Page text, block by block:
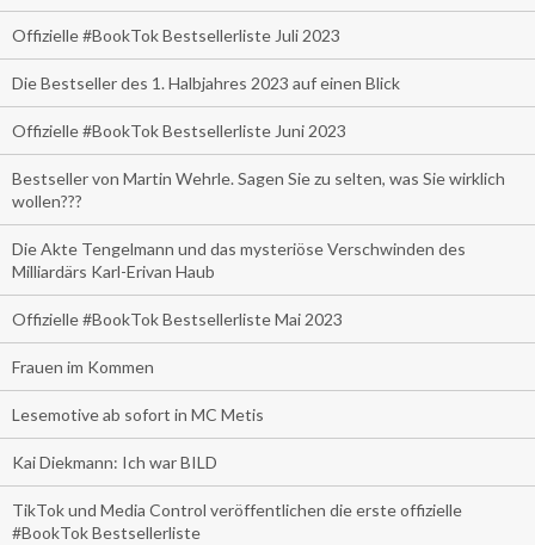
Offizielle #BookTok Bestsellerliste Juli 2023
Die Bestseller des 1. Halbjahres 2023 auf einen Blick
Offizielle #BookTok Bestsellerliste Juni 2023
Bestseller von Martin Wehrle. Sagen Sie zu selten, was Sie wirklich
wollen???
Die Akte Tengelmann und das mysteriöse Verschwinden des
Milliardärs Karl-Erivan Haub
Offizielle #BookTok Bestsellerliste Mai 2023
Frauen im Kommen
Lesemotive ab sofort in MC Metis
Kai Diekmann: Ich war BILD
TikTok und Media Control veröffentlichen die erste offizielle
#BookTok Bestsellerliste